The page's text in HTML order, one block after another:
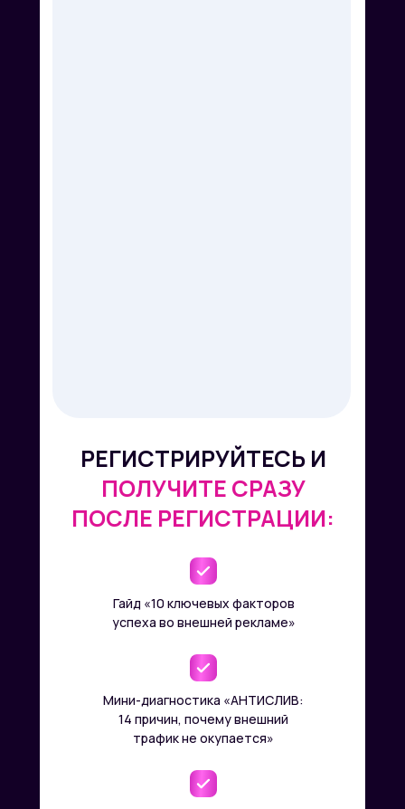
Гайд «10 ключевых факторов
успеха во внешней рекламе»
Мини-диагностика «АНТИСЛИВ:
14 причин, почему внешний
трафик не окупается»
РЕГИСТРИРУЙТЕСЬ И
ПОЛУЧИТЕ СРАЗУ
ПОСЛЕ РЕГИСТРАЦИИ: